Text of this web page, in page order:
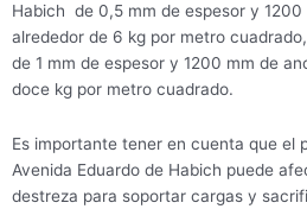
Habich de 0,5 mm de espesor y
alrededor de 6 kg por metro
de 1 mm de espesor y 1200 mm de
doce kg por metro cuadrado.
Es importante tener en cuenta que el
Avenida Eduardo de Habich puede
destreza para soportar cargas y